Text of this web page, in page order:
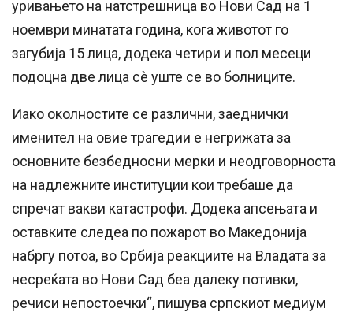
уривањето на натстрешница во Нови Сад на 1
ноември минатата година, кога животот го
загубија 15 лица, додека четири и пол месеци
подоцна две лица сè уште се во болниците.
Иако околностите се различни, заеднички
именител на овие трагедии е негрижата за
основните безбедносни мерки и неодговорноста
на надлежните институции кои требаше да
спречат вакви катастрофи. Додека апсењата и
оставките следеа по пожарот во Македонија
набргу потоа, во Србија реакциите на Владата за
несреќата во Нови Сад беа далеку потивки,
речиси непостоечки“, пишува српскиот медиум